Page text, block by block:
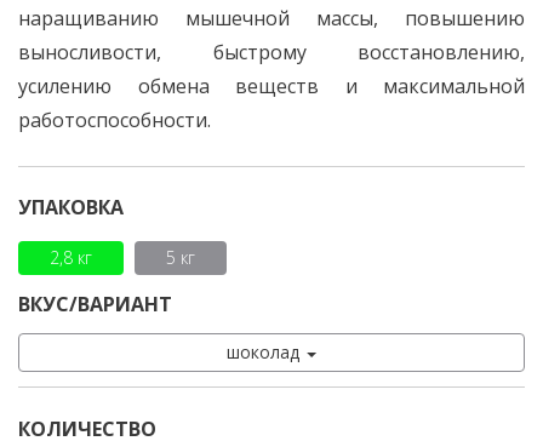
наращиванию мышечной массы, повышению
выносливости, быстрому восстановлению,
усилению обмена веществ и максимальной
работоспособности.
УПАКОВКА
2,8 кг 5 кг
ВКУС/ВАРИАНТ
шоколад
КОЛИЧЕСТВО